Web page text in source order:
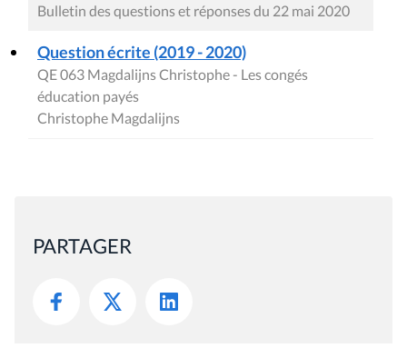
Bulletin des questions et réponses du 22 mai 2020
Question écrite (2019 - 2020)
QE 063 Magdalijns Christophe - Les congés
éducation payés
Christophe Magdalijns
PARTAGER